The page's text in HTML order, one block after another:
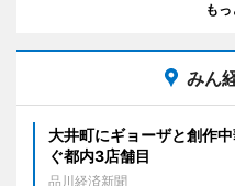
も
みん
大井町にギョーザと創作
ぐ都内3店舗目
品川経済新聞